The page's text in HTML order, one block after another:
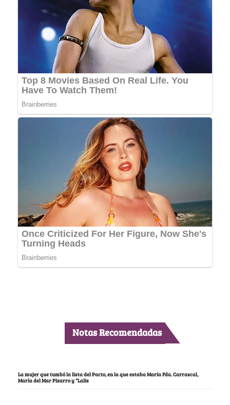
Notas Recomendadas
La mujer que tumbó la lista del Pacto, en la que estaba María Fda. Carrascal,
María del Mar Pizarro y “Lalis